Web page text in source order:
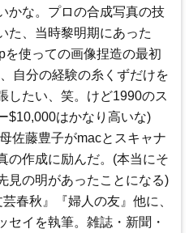
かな。プロの合成写真の技
た、当時黎明期にあった
を使っての画像捏造の最初
自分の経験の糸くずだけを
したい、笑。けど1990のス
$10,000はかなり高いな)
佐藤豊子がmacとスキャナ
の作成に励んだ。(本当にそ
見の明があったことになる)
春秋』『婦人の友』他に、
セイを執筆。雑誌・新聞・